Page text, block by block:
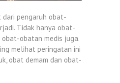
dari pengaruh obat-
Tidak hanya obat-
obatan medis juga.
melihat peringatan ini
obat demam dan obat-